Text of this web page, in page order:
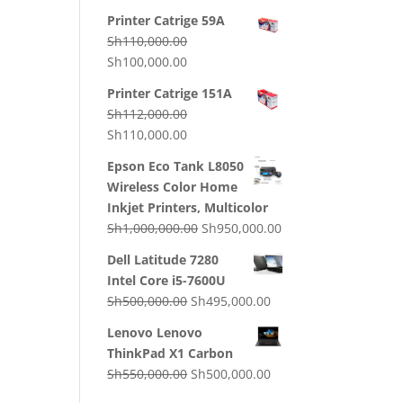
was:
Sh130,000.00.
is:
Printer Catrige 59A
Sh110,000.00
Original
was:
Sh110,000.00.
Sh100,000.00Current
is:
Printer Catrige 151A
Sh112,000.00
Original
was:
Sh112,000.00.
Sh110,000.00Current
is:
Sh110,000.00.
Epson Eco Tank L8050
Wireless Color Home
Inkjet Printers, Multicolor
Sh1,000,000.00 Original
was:
Sh1,000,000.00.
Sh950,000.00Current
is:
Dell Latitude 7280
Intel Core i5-7600U
Sh500,000.00 Original
was:
Sh500,000.00.
Sh495,000.00Current
is:
Lenovo Lenovo
ThinkPad X1 Carbon
Sh550,000.00 Original
Sh500,000.00Current